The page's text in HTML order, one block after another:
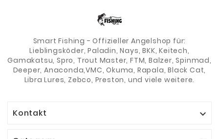
Smart Fishing - Offizieller Angelshop für:
Lieblingsköder, Paladin, Nays, BKK, Keitech,
Gamakatsu, Spro, Trout Master, FTM, Balzer, Spinmad,
Deeper, Anaconda,VMC, Okuma, Rapala, Black Cat,
Libra Lures, Zebco, Preston, und viele weitere.
Kontakt 